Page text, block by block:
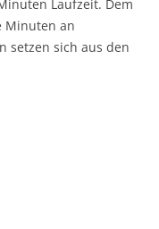
Laufzeit. Dem
Minuten an
setzen sich aus den